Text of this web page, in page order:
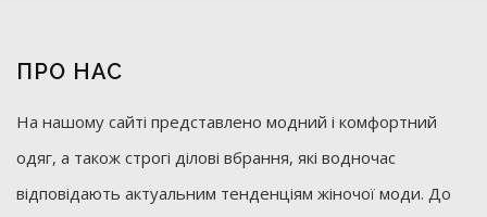
ПРО НАС
На нашому сайті представлено модний і комфортний
одяг, а також строгі ділові вбрання, які водночас
відповідають актуальним тенденціям жіночої моди. До